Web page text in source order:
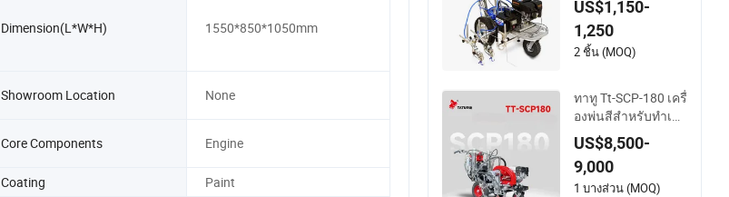
Dimension(L*W*H) 1550*850*1050mm
Showroom Location None
Core Components Engine
Coating
Paint
US$1,150-
1,250
2 ชิ้น (MOQ)
ทาทู Tt-SCP-180 เครื่
องพ่นสีสำหรับทำเครื่
องหมายถนนแบบสอ
งส่วนอัตโนมัติ
US$8,500-
9,000
1 บางส่วน (MOQ)